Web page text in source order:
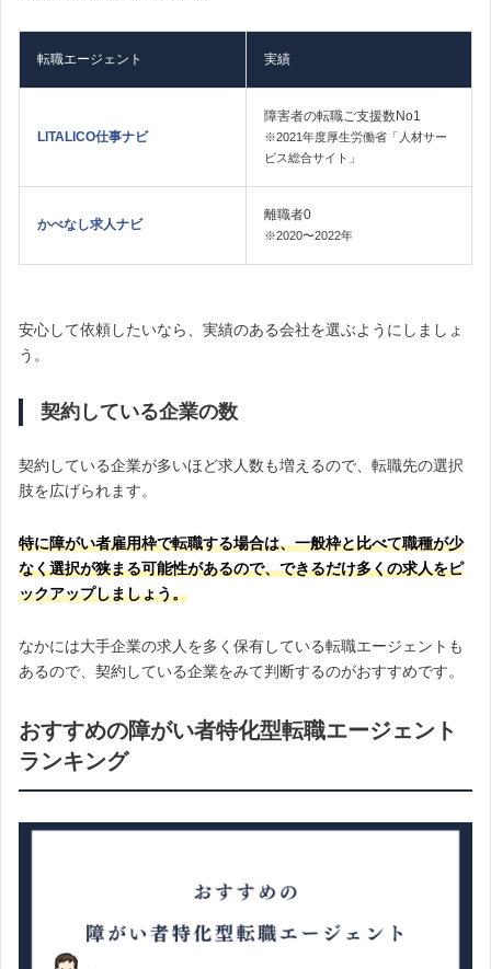
転職エージェント 実績
LITALICO仕事ナビ
障害者の転職ご支援数No1
※2021年度厚生労働省「人材サー
ビス総合サイト」
かべなし求人ナビ
離職者0
※2020〜2022年
安心して依頼したいなら、実績のある会社を選ぶようにしましょ
う。
契約している企業の数
契約している企業が多いほど求人数も増えるので、転職先の選択
肢を広げられます。
特に障がい者雇用枠で転職する場合は、一般枠と比べて職種が少
なく選択が狭まる可能性があるので、できるだけ多くの求人をピ
ックアップしましょう。
なかには大手企業の求人を多く保有している転職エージェントも
あるので、契約している企業をみて判断するのがおすすめです。
おすすめの障がい者特化型転職エージェント
ランキング